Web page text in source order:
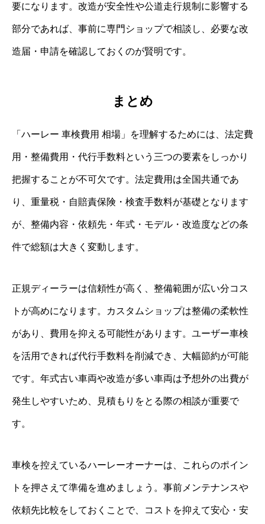
要になります。改造が安全性や公道走行規制に影響する
部分であれば、事前に専門ショップで相談し、必要な改
造届・申請を確認しておくのが賢明です。
まとめ
「ハーレー 車検費用 相場」を理解するためには、法定費
用・整備費用・代行手数料という三つの要素をしっかり
把握することが不可欠です。法定費用は全国共通であ
り、重量税・自賠責保険・検査手数料が基礎となります
が、整備内容・依頼先・年式・モデル・改造度などの条
件で総額は大きく変動します。
正規ディーラーは信頼性が高く、整備範囲が広い分コス
トが高めになります。カスタムショップは整備の柔軟性
があり、費用を抑える可能性があります。ユーザー車検
を活用できれば代行手数料を削減でき、大幅節約が可能
です。年式古い車両や改造が多い車両は予想外の出費が
発生しやすいため、見積もりをとる際の相談が重要で
す。
車検を控えているハーレーオーナーは、これらのポイン
トを押さえて準備を進めましょう。事前メンテナンスや
依頼先比較をしておくことで、コストを抑えて安心・安